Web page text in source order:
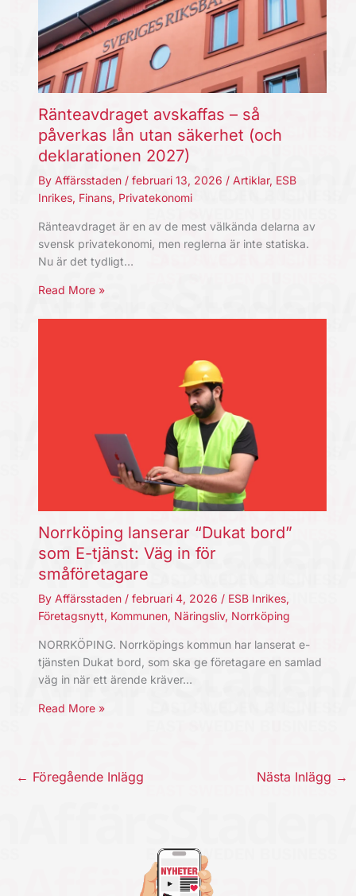
Ränteavdraget avskaffas – så
påverkas lån utan säkerhet (och
deklarationen 2027)
By Affärsstaden / februari 13, 2026 / Artiklar, ESB
Inrikes, Finans, Privatekonomi
Ränteavdraget är en av de mest välkända delarna av
svensk privatekonomi, men reglerna är inte statiska.
Nu är det tydligt…
Read More »
Norrköping lanserar “Dukat bord”
som E-tjänst: Väg in för
småföretagare
By Affärsstaden / februari 4, 2026 / ESB Inrikes,
Företagsnytt, Kommunen, Näringsliv, Norrköping
NORRKÖPING. Norrköpings kommun har lanserat e-
tjänsten Dukat bord, som ska ge företagare en samlad
väg in när ett ärende kräver…
Read More »
← Föregående Inlägg Nästa Inlägg →